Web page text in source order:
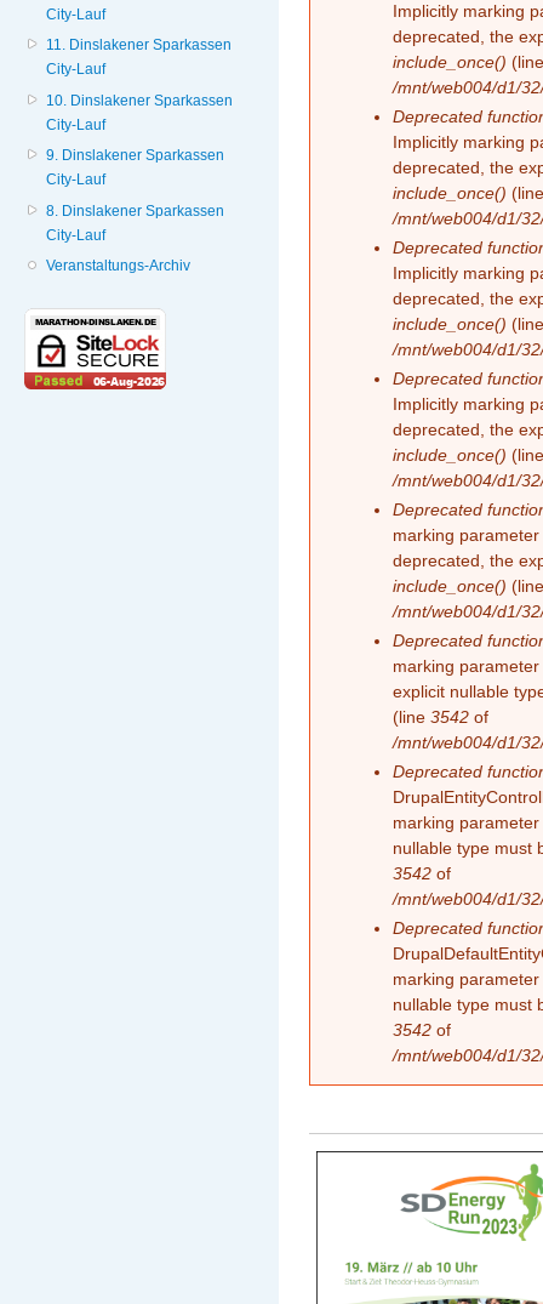
City-Lauf
11. Dinslakener Sparkassen
City-Lauf
10. Dinslakener Sparkassen
City-Lauf
9. Dinslakener Sparkassen
City-Lauf
8. Dinslakener Sparkassen
City-Lauf
Veranstaltungs-Archiv
Implicitly marking
deprecated, the
include_once()
/mnt/web004/d1/
Deprecated
Implicitly marking
deprecated, the
include_once()
/mnt/web004/d1/
Deprecated
Implicitly marking
deprecated, the
include_once()
/mnt/web004/d1/
Deprecated
Implicitly marking
deprecated, the
include_once()
/mnt/web004/d1/
Deprecated
marking
deprecated, the
include_once()
/mnt/web004/d1/
Deprecated
marking
explicit nullable
(line3542 of
/mnt/web004/d1/
Deprecated
marking
nullable type must
3542 of
/mnt/web004/d1/
Deprecated
marking
nullable type must
3542 of
/mnt/web004/d1/